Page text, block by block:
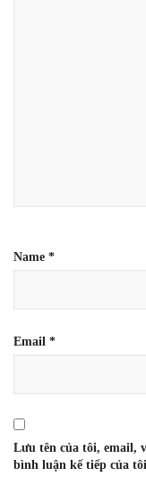
Name *
Email *
Lưu tên của tôi, email,
bình luận kế tiếp của